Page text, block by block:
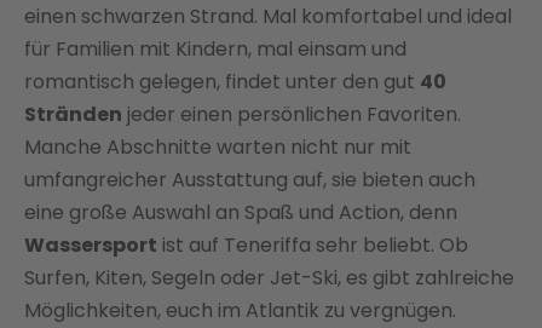
einen schwarzen Strand. Mal komfortabel und ideal
für Familien mit Kindern, mal einsam und
romantisch gelegen, findet unter den gut 40
Stränden jeder einen persönlichen Favoriten.
Manche Abschnitte warten nicht nur mit
umfangreicher Ausstattung auf, sie bieten auch
eine große Auswahl an Spaß und Action, denn
Wassersport ist auf Teneriffa sehr beliebt. Ob
Surfen, Kiten, Segeln oder Jet-Ski, es gibt zahlreiche
Möglichkeiten, euch im Atlantik zu vergnügen.